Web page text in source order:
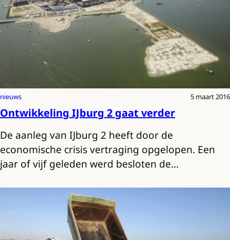
nieuws 5 maart 2016
Ontwikkeling IJburg 2 gaat verder
De aanleg van IJburg 2 heeft door de
economische crisis vertraging opgelopen. Een
jaar of vijf geleden werd besloten de…